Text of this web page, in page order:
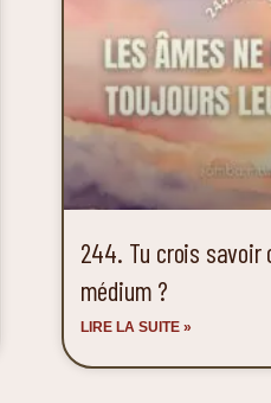
244. Tu crois savoir
médium ?
LIRE LA SUITE »